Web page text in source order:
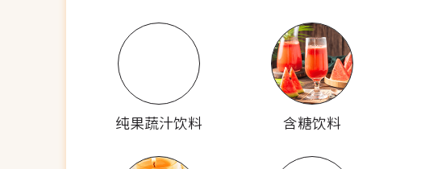
纯果蔬汁饮料 含糖饮料